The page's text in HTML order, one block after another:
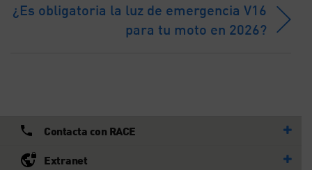
¿Es obligatoria la luz de emergencia V16
para tu moto en 2026?
Contacta con RACE
Extranet